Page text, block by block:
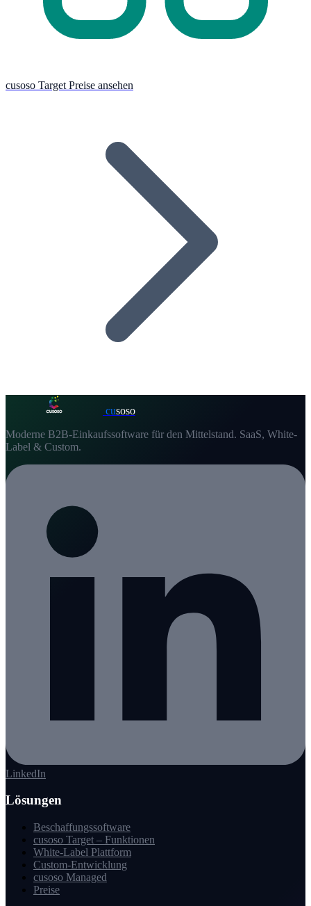
cusoso Target Preise ansehen
cusoso
Moderne B2B-Einkaufssoftware für den Mittelstand. SaaS, White-
Label & Custom.
LinkedIn
Lösungen
Beschaffungssoftware
cusoso Target – Funktionen
White-Label Plattform
Custom-Entwicklung
cusoso Managed
Preise